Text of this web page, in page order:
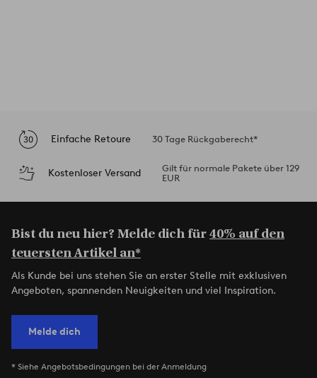
Einfache Retoure 30 Tage Rückgaberecht*
Kostenloser Versand
Gilt für normale Pakete über 129
EUR
Bist du neu hier? Melde dich für40% auf den
teuersten Artikel an*
Als Kunde bei uns stehen Sie an erster Stelle mit exklusiven
Angeboten, spannenden Neuigkeiten und viel Inspiration.
Melde dich
* Siehe Angebotsbedingungen bei der Anmeldung